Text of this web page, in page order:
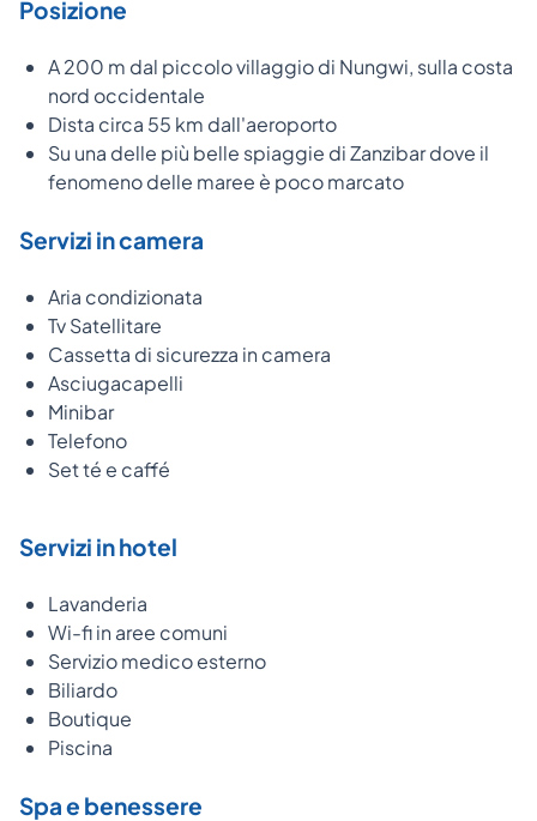
Posizione
A 200 m dal piccolo villaggio di Nungwi, sulla costa
nord occidentale
Dista circa 55 km dall'aeroporto
Su una delle più belle spiaggie di Zanzibar dove il
fenomeno delle maree è poco marcato
Servizi in camera
Aria condizionata
Tv Satellitare
Cassetta di sicurezza in camera
Asciugacapelli
Minibar
Telefono
Set té e caffé
Servizi in hotel
Lavanderia
Wi-fi in aree comuni
Servizio medico esterno
Biliardo
Boutique
Piscina
Spa e benessere